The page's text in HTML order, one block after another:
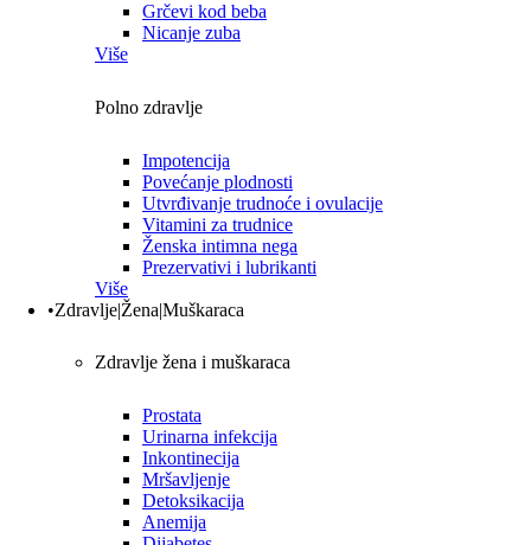
Grčevi kod beba
Nicanje zuba
Više
Polno zdravlje
Impotencija
Povećanje plodnosti
Utvrđivanje trudnoće i ovulacije
Vitamini za trudnice
Ženska intimna nega
Prezervativi i lubrikanti
Više
•Zdravlje|Žena|Muškaraca
Zdravlje žena i muškaraca
Prostata
Urinarna infekcija
Inkontinecija
Mršavljenje
Detoksikacija
Anemija